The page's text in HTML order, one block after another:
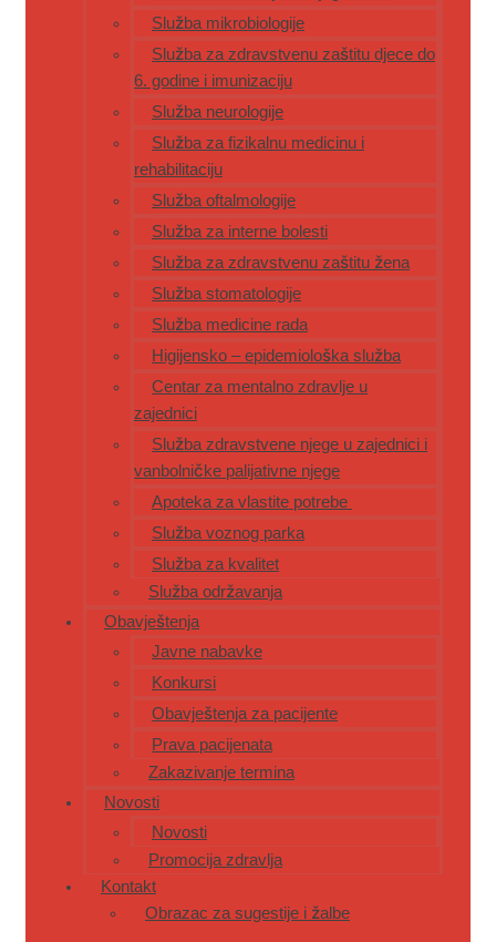
Služba mikrobiologije
Služba za zdravstvenu zaštitu djece do
6. godine i imunizaciju
Služba neurologije
Služba za fizikalnu medicinu i
rehabilitaciju
Služba oftalmologije
Služba za interne bolesti
Služba za zdravstvenu zaštitu žena
Služba stomatologije
Služba medicine rada
Higijensko – epidemiološka služba
Centar za mentalno zdravlje u
zajednici
Služba zdravstvene njege u zajednici i
vanbolničke palijativne njege
Apoteka za vlastite potrebe
Služba voznog parka
Služba za kvalitet
Služba održavanja
Obavještenja
Javne nabavke
Konkursi
Obavještenja za pacijente
Prava pacijenata
Zakazivanje termina
Novosti
Novosti
Promocija zdravlja
Kontakt
Obrazac za sugestije i žalbe